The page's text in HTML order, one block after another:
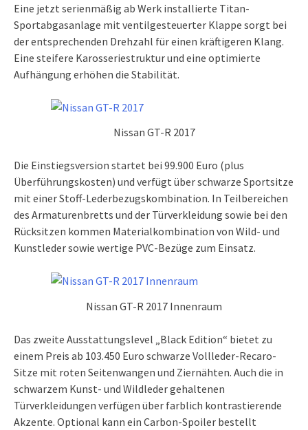
Eine jetzt serienmäßig ab Werk installierte Titan-
Sportabgasanlage mit ventilgesteuerter Klappe sorgt bei
der entsprechenden Drehzahl für einen kräftigeren Klang.
Eine steifere Karosseriestruktur und eine optimierte
Aufhängung erhöhen die Stabilität.
Nissan GT-R 2017
Die Einstiegsversion startet bei 99.900 Euro (plus
Überführungskosten) und verfügt über schwarze Sportsitze
mit einer Stoff-Lederbezugskombination. In Teilbereichen
des Armaturenbretts und der Türverkleidung sowie bei den
Rücksitzen kommen Materialkombination von Wild- und
Kunstleder sowie wertige PVC-Bezüge zum Einsatz.
Nissan GT-R 2017 Innenraum
Das zweite Ausstattungslevel „Black Edition“ bietet zu
einem Preis ab 103.450 Euro schwarze Vollleder-Recaro-
Sitze mit roten Seitenwangen und Ziernähten. Auch die in
schwarzem Kunst- und Wildleder gehaltenen
Türverkleidungen verfügen über farblich kontrastierende
Akzente. Optional kann ein Carbon-Spoiler bestellt